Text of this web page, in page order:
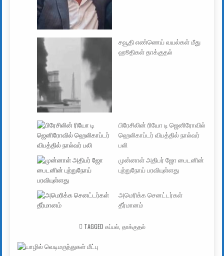
சவூதி எண்ணெய் வயல்கள் மீது
ஹூதிகள் தாக்குதல்
பிரேசிலின் ரியோ டி ஜெனிரோவில்
ஹெலிகாப்டர் விபத்தில் நால்வர்
பலி
முன்னாள் அதிபர் ஜோ பைடனின்
புற்றுநோய் பரவியுள்ளது
அமெரிக்க செனட்டர்கள்
தீர்மானம்
TAGGED கப்பல், தாக்குதல்